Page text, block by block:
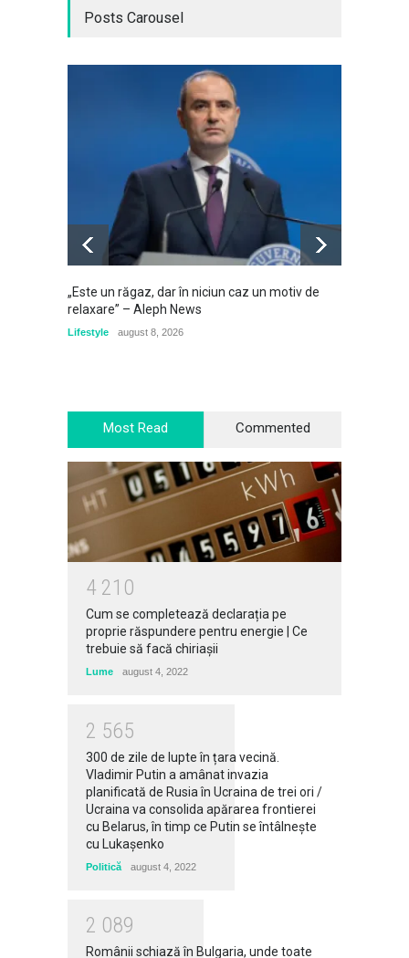
Posts Carousel
„Este un răgaz, dar în niciun caz un motiv de
relaxare” – Aleph News
Lifestyle august 8, 2026
Most Read Commented
4 21 0
Cum se completează declarația pe
proprie răspundere pentru energie | Ce
trebuie să facă chiriașii
Lume august 4, 2022
2 565
300 de zile de lupte în țara vecină.
Vladimir Putin a amânat invazia
planificată de Rusia în Ucraina de trei ori /
Ucraina va consolida apărarea frontierei
cu Belarus, în timp ce Putin se întâlneşte
cu Lukaşenko
Politică august 4, 2022
2 089
Românii schiază în Bulgaria, unde toate